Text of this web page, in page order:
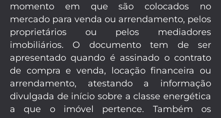
momento em que são colocados no
mercado para venda ou arrendamento, pelos
proprietários ou pelos mediadores
imobiliários. O documento tem de ser
apresentado quando é assinado o contrato
de compra e venda, locação financeira ou
arrendamento, atestando a informação
divulgada de início sobre a classe energética
a que o imóvel pertence. Também os